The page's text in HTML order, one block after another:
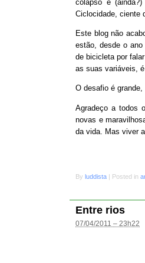
colapso e
Ciclocidade, ciente
Este blog não
estão, desde o ano
de bicicleta por
as suas variáveis,
O desafio é
Agradeço a todos
novas e
da vida. Mas viver
By luddista | Posted in
Entre rios
07/04/2011 – 23h22